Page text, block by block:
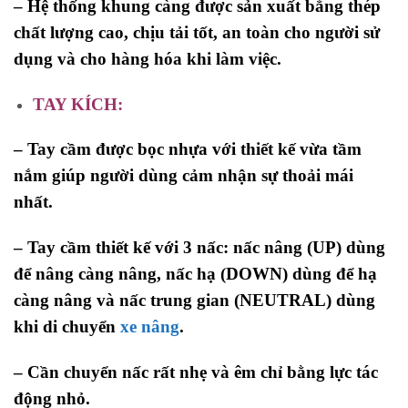
– Hệ thống khung càng được sản xuất bằng thép
chất lượng cao, chịu tải tốt, an toàn cho người sử
dụng và cho hàng hóa khi làm việc.
TAY KÍCH:
– Tay cầm được bọc nhựa với thiết kế vừa tầm
nắm giúp người dùng cảm nhận sự thoải mái
nhất.
– Tay cầm thiết kế với 3 nấc: nấc nâng (UP) dùng
để nâng càng nâng, nấc hạ (DOWN) dùng để hạ
càng nâng và nấc trung gian (NEUTRAL) dùng
khi di chuyển xe nâng.
– Cần chuyển nấc rất nhẹ và êm chỉ bằng lực tác
động nhỏ.